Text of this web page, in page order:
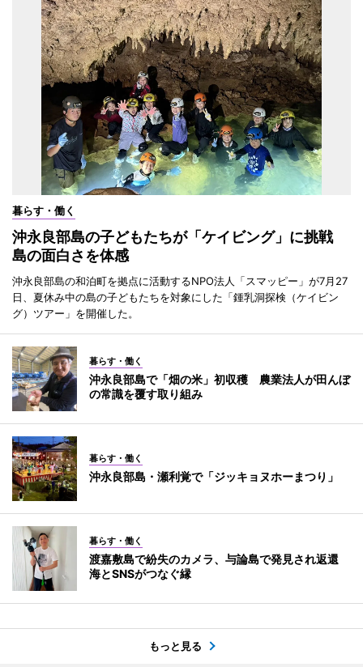
暮らす・働く
沖永良部島の子どもたちが「ケイビング」に挑戦
島の面白さを体感
沖永良部島の和泊町を拠点に活動するNPO法人「スマッピー」が7月27
日、夏休み中の島の子どもたちを対象にした「鍾乳洞探検（ケイビン
グ）ツアー」を開催した。
暮らす・働く
沖永良部島で「畑の米」初収穫 農業法人が田んぼ
の常識を覆す取り組み
暮らす・働く
沖永良部島・瀬利覚で「ジッキョヌホーまつり」
暮らす・働く
渡嘉敷島で紛失のカメラ、与論島で発見され返還
海とSNSがつなぐ縁
もっと見る